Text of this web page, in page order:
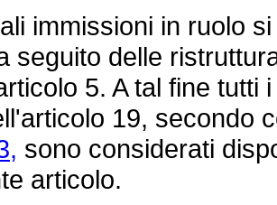
immissioni in ruolo si
seguito delle
5. A tal fine
19, secondo
sono considerati
articolo.